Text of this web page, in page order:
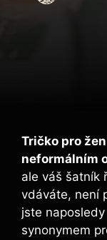
Tričko pro
neformálním
ale váš šatník
vdáváte, není
jste
synonymem